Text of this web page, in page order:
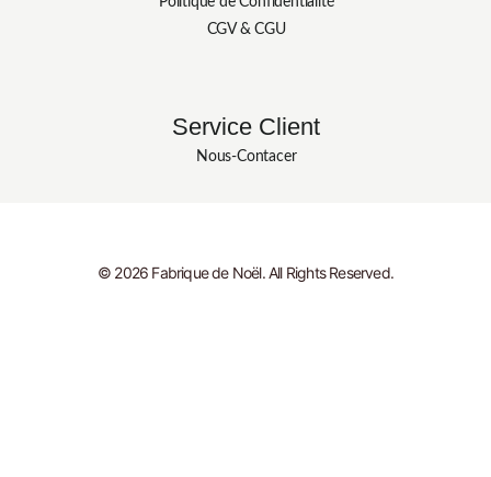
CGV & CGU
Service Client
Nous-Contacer
© 2026 Fabrique de Noël. All Rights Reserved.